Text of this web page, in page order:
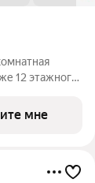
12 этажного
мне